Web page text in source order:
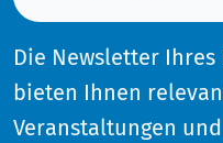
Die Newsletter Ihres
bieten Ihnen
Veranstaltungen